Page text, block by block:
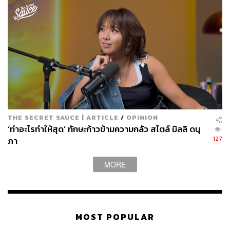
THE SECRET SAUCE | ARTICLE / OPINION
‘ทำอะไรทำให้สุด’ ทักษะก้าวข้ามความกลัว สไตล์ มิลลิ ดนุ
ภา
127
MORE
MOST POPULAR